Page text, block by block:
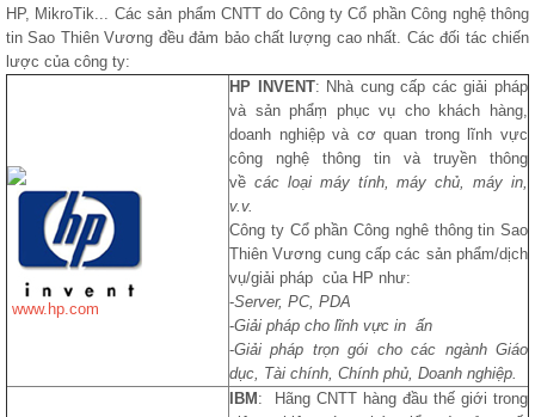
HP, MikroTik... Các sản phẩm CNTT do Công ty Cổ phần Công nghệ thông
tin Sao Thiên Vương đều đảm bảo chất lượng cao nhất. Các đối tác chiến
lược của công ty:
www.hp.com
HP INVENT: Nhà cung cấp các giải pháp
và sản phẩṃ phục vụ cho khách hàng,
doanh nghiệp và cơ quan trong lĩnh vực
công nghệ thông tin và truyền thông
về các loại máy tính, máy chủ, máy in,
v.v.
Công ty Cổ phần Công nghê thông tin Sao
Thiên Vương cung cấp các sản phẩm/dịch
vụ/giải pháp của HP như:
-Server, PC, PDA
-Giải pháp cho lĩnh vực in ấn
-Giải pháp trọn gói cho các ngành Giáo
dục, Tài chính, Chính phủ, Doanh nghiệp.
IBM : Hãng CNTT hàng đầu thế giới trong